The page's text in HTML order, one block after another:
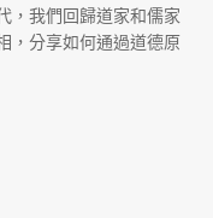
，我們回歸道家和儒家
，分享如何通過道德原